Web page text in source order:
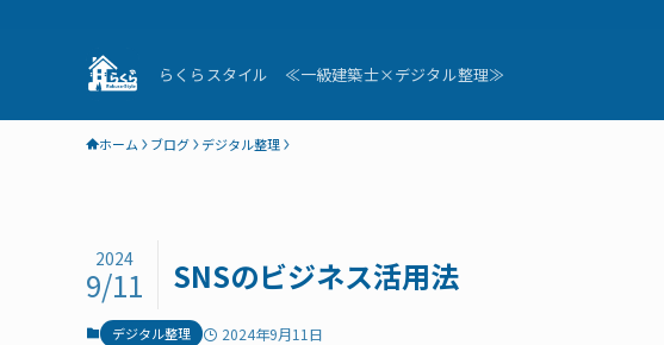
らくらスタイル ≪一級建築士×デジタル整理≫
ホーム ブログ デジタル整理
SNSのビジネス活用法
2024
9/11
デジタル整理 2024年9月11日